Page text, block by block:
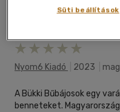
Nyom6 Kiadó 2023
A Bükki Bűbájosok egy
benneteket.
Süti beállítások